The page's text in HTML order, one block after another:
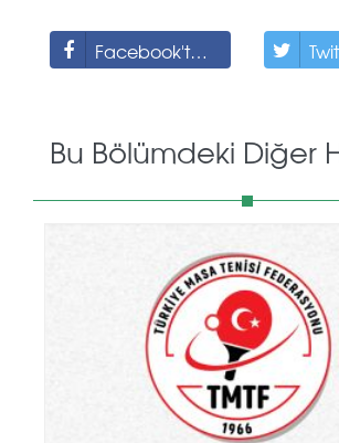
Facebook'ta Paylaş
Bu Bölümdeki Diğer